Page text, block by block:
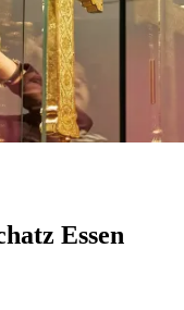
Essen